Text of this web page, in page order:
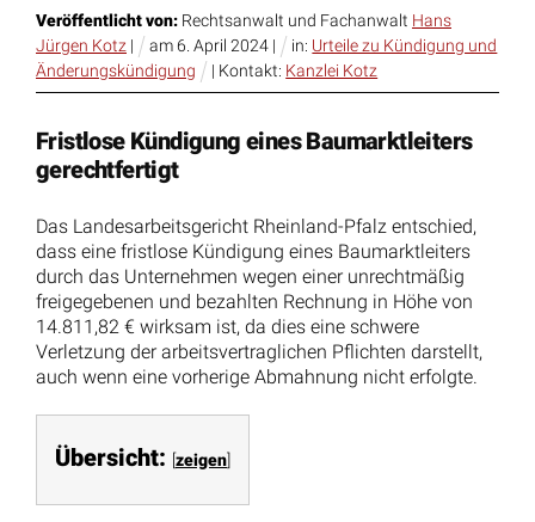
Veröffentlicht von: Rechtsanwalt und Fachanwalt Hans
Jürgen Kotz | am6 .April 2024 | in: Urteile zu Kündigung und
Änderungskündigung
| Kontakt: Kanzlei Kotz
Fristlose Kündigung eines Baumarktleiters
gerechtfertigt
Das Landesarbeitsgericht Rheinland-Pfalz entschied,
dass eine fristlose Kündigung eines Baumarktleiters
durch das Unternehmen wegen einer unrechtmäßig
freigegebenen und bezahlten Rechnung in Höhe von
14.811,82 € wirksam ist, da dies eine schwere
Verletzung der arbeitsvertraglichen Pflichten darstellt,
auch wenn eine vorherige Abmahnung nicht erfolgte.
Übersicht: [zeigen]